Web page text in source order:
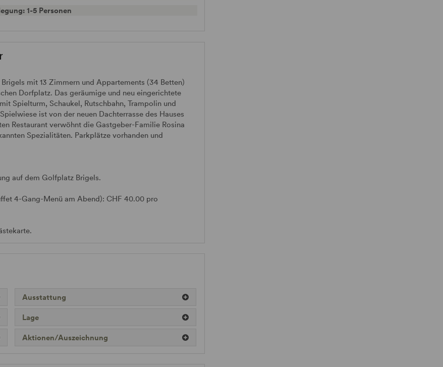
1-5 Personen
mit 13 Zimmern und Appartements (34 Betten)
Dorfplatz. Das geräumige und neu eingerichtete
Spielturm, Schaukel, Rutschbahn, Trampolin und
ist von der neuen Dachterrasse des Hauses
Restaurant verwöhnt die Gastgeber-Familie Rosina
Spezialitäten. Parkplätze vorhanden und
auf dem Golfplatz Brigels.
4-Gang-Menü am Abend): CHF 40.00 pro
Ausstattung
Lage
Aktionen/Auszeichnung